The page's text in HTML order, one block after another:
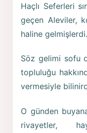
Haçlı Seferleri
geçen Aleviler,
haline gelmişlerdi.
Söz gelimi sofu
topluluğu
vermesiyle
O günden
rivayetler,